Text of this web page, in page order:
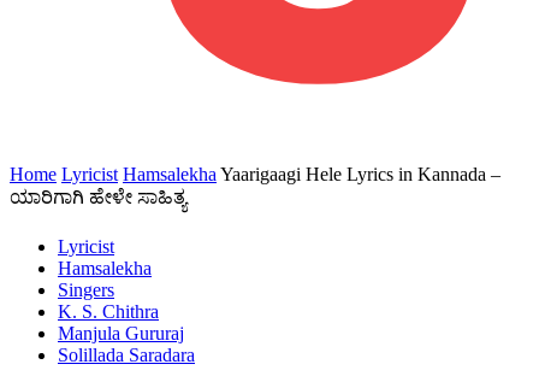
Home Lyricist Hamsalekha Yaarigaagi Hele Lyrics in Kannada –
ಯಾರಿಗಾಗಿ ಹೇಳೇ ಸಾಹಿತ್ಯ
Lyricist
Hamsalekha
Singers
K. S. Chithra
Manjula Gururaj
Solillada Saradara